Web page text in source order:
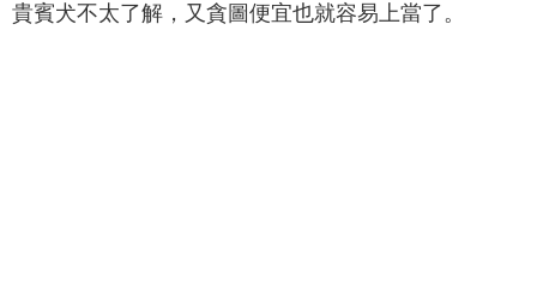
貴賓犬不太了解，又貪圖便宜也就容易上當了。